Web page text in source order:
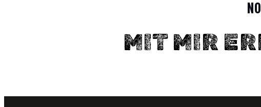
MIT MIR